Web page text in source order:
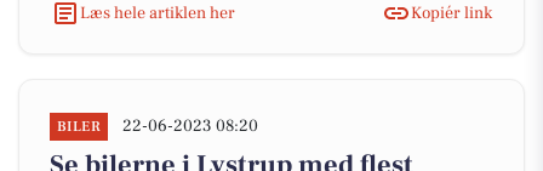
Læs hele artiklen her
Kopiér link
BILER 22-06-2023 08:20